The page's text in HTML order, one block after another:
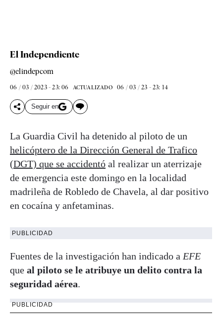
El Independiente
@elindepcom
06 / 03 / 2023 - 23: 06 ACTUALIZADO 06 / 03 / 23 - 23: 14
Seguir en
La Guardia Civil ha detenido al piloto de un
helicóptero de la Dirección General de Trafico
(DGT) que se accidentó al realizar un aterrizaje
de emergencia este domingo en la localidad
madrileña de Robledo de Chavela, al dar positivo
en cocaína y anfetaminas.
PUBLICIDAD
Fuentes de la investigación han indicado a EFE
que al piloto se le atribuye un delito contra la
seguridad aérea.
PUBLICIDAD